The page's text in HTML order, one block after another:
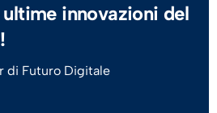
innovazioni del
di Futuro Digitale